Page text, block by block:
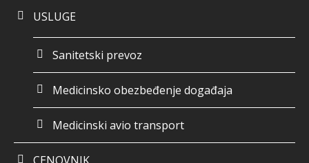
USLUGE
Sanitetski prevoz
Medicinsko obezbeđenje događaja
Medicinski avio transport